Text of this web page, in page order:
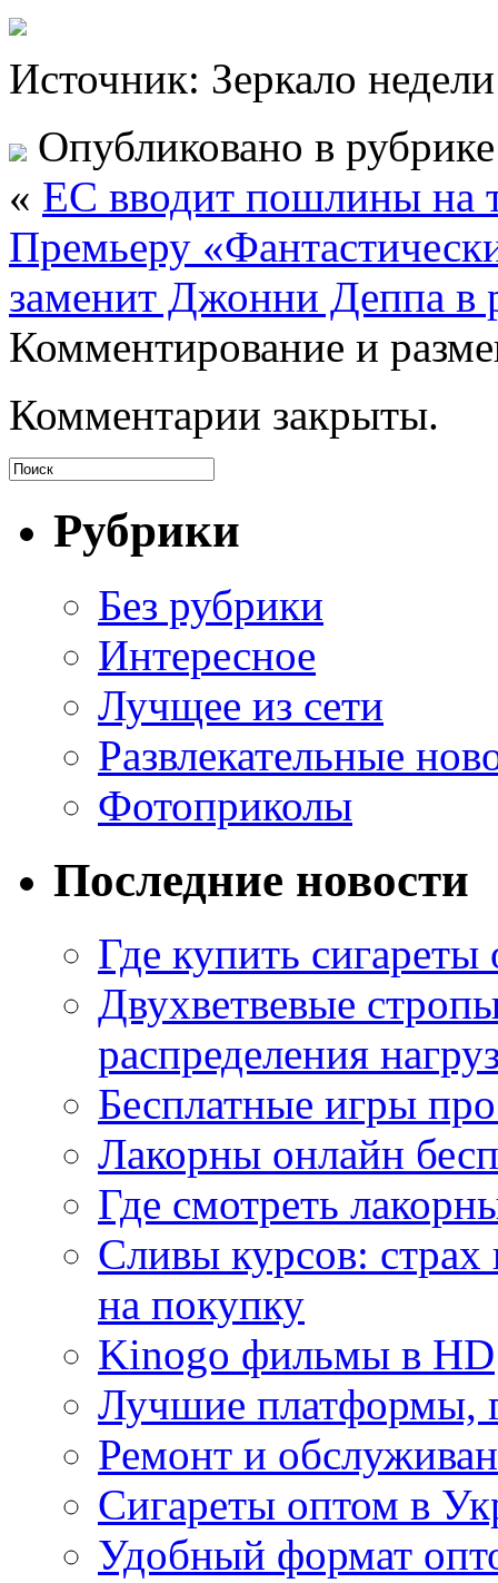
Источник: Зеркало недели
Опубликовано в
« ЕС вводит пошлины
Премьеру
заменит Джонни Деппа в
Комментирование и
Комментарии закрыты.
Рубрики
Без рубрики
Интересное
Лучщее из сети
Развлекательные
Фотоприколы
Последние новости
Где купить
Двухветвевые
распределения
Бесплатные игры
Лакорны онлайн
Где смотреть
Сливы курсов:
на покупку
Kinogo фильмы в HD
Лучшие платформы,
Ремонт и
Сигареты оптом в
Удобный формат